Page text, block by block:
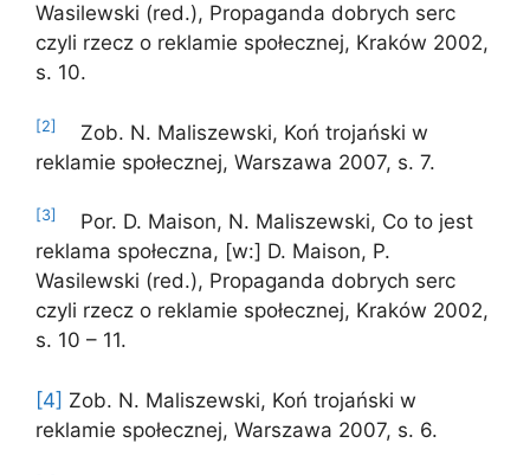
Wasilewski (red.), Propaganda dobrych serc
czyli rzecz o reklamie społecznej, Kraków 2002,
s. 10.
[2]
Zob. N. Maliszewski, Koń trojański w
reklamie społecznej, Warszawa 2007, s. 7.
[3]
Por. D. Maison, N. Maliszewski, Co to jest
reklama społeczna, [w:] D. Maison, P.
Wasilewski (red.), Propaganda dobrych serc
czyli rzecz o reklamie społecznej, Kraków 2002,
s. 10 – 11.
[4] Zob. N. Maliszewski, Koń trojański w
reklamie społecznej, Warszawa 2007, s. 6.